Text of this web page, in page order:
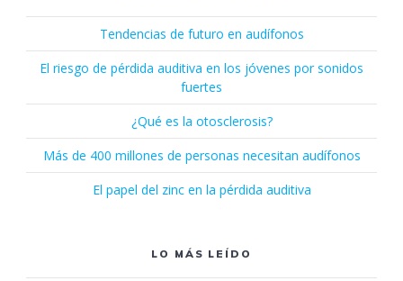
Tendencias de futuro en audífonos
El riesgo de pérdida auditiva en los jóvenes por sonidos
fuertes
¿Qué es la otosclerosis?
Más de 400 millones de personas necesitan audífonos
El papel del zinc en la pérdida auditiva
LO MÁS LEÍDO